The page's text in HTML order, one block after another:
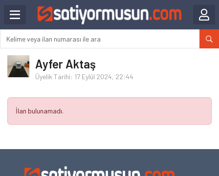
Ayfer Aktaş
Üyelik Tarihi: 17 Eylül 2024, 22:44
İlan bulunamadı.